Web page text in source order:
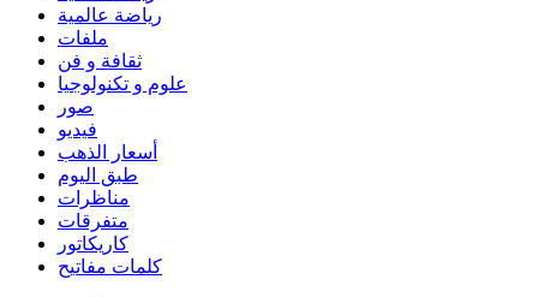
رياضة عالمية
ملفات
ثقافة و فن
علوم و تكنولوجيا
صور
فيديو
أسعار الذهب
طبق اليوم
مناظرات
متفرقات
كاريكاتور
كلمات مفاتيح